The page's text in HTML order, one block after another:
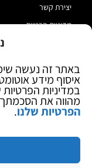
באתר זה נעשה
איסוף מידע
במדיניות
מהווה את הסכמתך
הפרטיות שלנו.
יצירת קשר
מדיניות פרטיות
בלוג